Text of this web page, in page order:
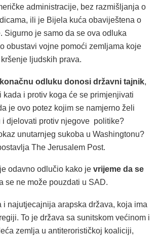
administracije, bez razmišljanja o
ili je Bijela kuća obaviještena o
Sigurno je samo da se ova odluka
obustavi vojne pomoći zemljama koje
ljudskih prava.
konačnu odluku donosi državni tajnik,
kada i protiv koga će se primjenjivati
je ovo potez kojim se namjerno želi
i djelovati protiv njegove politike?
unutarnjeg sukoba u Washingtonu?
The Jerusalem Post.
odavno odlučio kako je vrijeme da se
se ne može pouzdati u SAD.
i najutjecajnija arapska država, koja ima
To je država sa sunitskom većinom i
zemlja u antiterorističkoj koaliciji,